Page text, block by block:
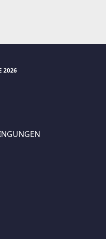
FÜR DIE
meiner Daten, wie
2026